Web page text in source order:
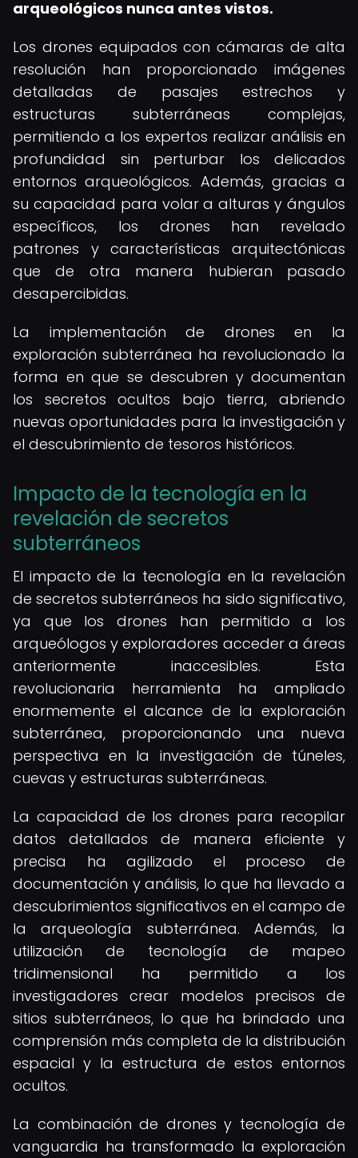
arqueológicos nunca antes vistos.
Los drones equipados con cámaras de alta
resolución han proporcionado imágenes
detalladas de pasajes estrechos y
estructuras subterráneas complejas,
permitiendo a los expertos realizar análisis en
profundidad sin perturbar los delicados
entornos arqueológicos. Además, gracias a
su capacidad para volar a alturas y ángulos
específicos, los drones han revelado
patrones y características arquitectónicas
que de otra manera hubieran pasado
desapercibidas.
La implementación de drones en la
exploración subterránea ha revolucionado la
forma en que se descubren y documentan
los secretos ocultos bajo tierra, abriendo
nuevas oportunidades para la investigación y
el descubrimiento de tesoros históricos.
Impacto de la tecnología en la
revelación de secretos
subterráneos
El impacto de la tecnología en la revelación
de secretos subterráneos ha sido significativo,
ya que los drones han permitido a los
arqueólogos y exploradores acceder a áreas
anteriormente inaccesibles. Esta
revolucionaria herramienta ha ampliado
enormemente el alcance de la exploración
subterránea, proporcionando una nueva
perspectiva en la investigación de túneles,
cuevas y estructuras subterráneas.
La capacidad de los drones para recopilar
datos detallados de manera eficiente y
precisa ha agilizado el proceso de
documentación y análisis, lo que ha llevado a
descubrimientos significativos en el campo de
la arqueología subterránea. Además, la
utilización de tecnología de mapeo
tridimensional ha permitido a los
investigadores crear modelos precisos de
sitios subterráneos, lo que ha brindado una
comprensión más completa de la distribución
espacial y la estructura de estos entornos
ocultos.
La combinación de drones y tecnología de
vanguardia ha transformado la exploración